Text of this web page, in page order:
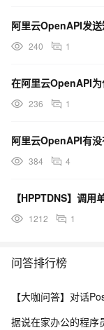
阿里云OpenAPI发送
240 1
236 1
384 4
1212 1
问答排行榜
据说在家办公的程序